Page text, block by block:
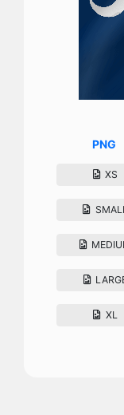
PNG
XS
XL